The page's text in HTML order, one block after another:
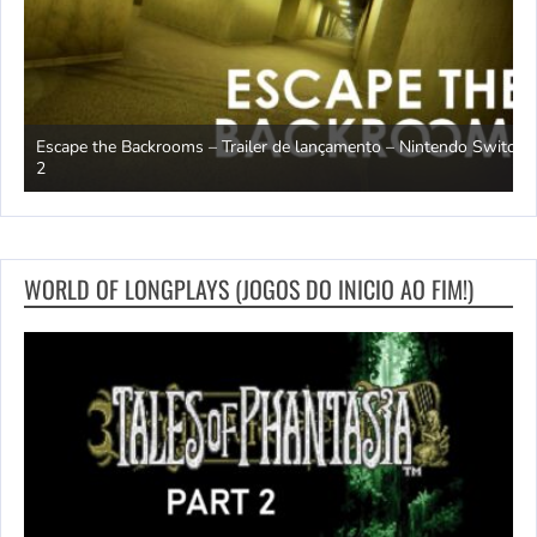
Escape the Backrooms – Trailer de lançamento – Nintendo Switch
2
WORLD OF LONGPLAYS (JOGOS DO INICIO AO FIM!)